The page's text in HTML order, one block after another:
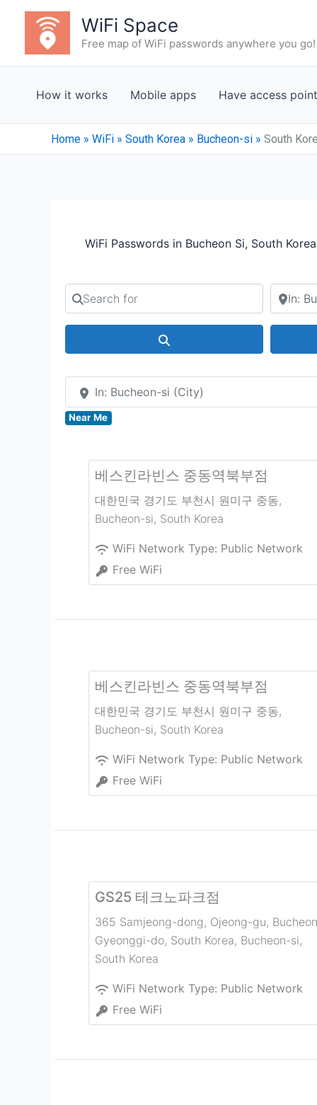
content
WiFi Space
Free map of WiFi passwords anywhere you go!
How it works Mobile apps Have access
Home » WiFi » South Korea » Bucheon-si » South
WiFi Passwords in Bucheon Si, South
Search for
In: Bucheon-si (City)
Near Me
베스킨라빈스 중동역북부점
대한민국 경기도 부천시 원미구 중동,
Bucheon-si, South Korea
WiFi Network Type: Public Network
Free WiFi
베스킨라빈스 중동역북부점
대한민국 경기도 부천시 원미구 중동,
Bucheon-si, South Korea
WiFi Network Type: Public Network
Free WiFi
GS25 테크노파크점
365 Samjeong-dong, Ojeong-gu,
Gyeonggi-do, South Korea, Bucheon-si,
South Korea
WiFi Network Type: Public Network
Free WiFi